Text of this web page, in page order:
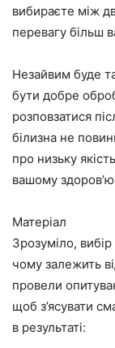
вибираєте між
перевагу більш
Незайвим буде
бути добре
розповзатися
білизна не
про низьку
вашому
Матеріал
Зрозуміло,
чому залежить
провели
щоб з’ясувати
в результаті: